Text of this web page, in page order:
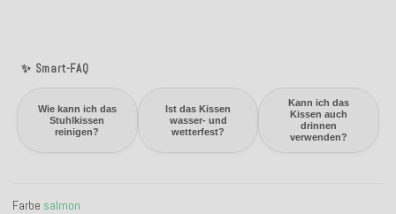
✨ Smart-FAQ
Wie kann ich das
Stuhlkissen
reinigen?
Ist das Kissen
wasser- und
wetterfest?
Kann ich das
Kissen auch
drinnen
verwenden?
Farbe salmon